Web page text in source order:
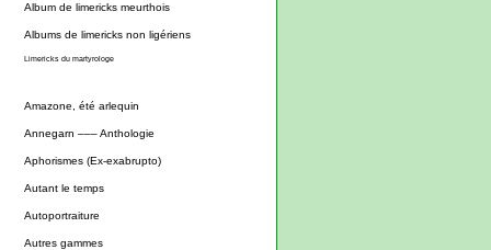
Album de limericks meurthois
Albums de limericks non ligériens
Limericks du martyrologe
Amazone, été arlequin
Annegarn ––– Anthologie
Aphorismes (Ex-exabrupto)
Autant le temps
Autoportraiture
Autres gammes